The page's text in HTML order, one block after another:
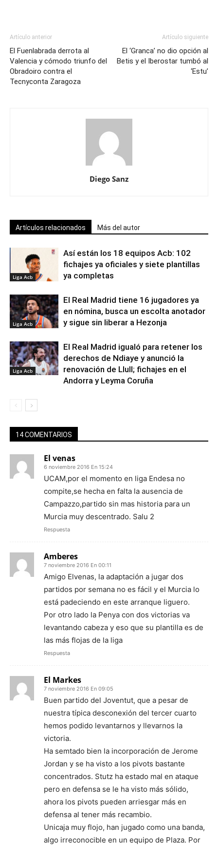
Artículo anterior
El Fuenlabrada derrota al
Valencia y cómodo triunfo del
Obradoiro contra el
Tecnyconta Zaragoza
Artículo siguiente
El ‘Granca’ no dio opción al
Betis y el Iberostar tumbó al
‘Estu’
Diego Sanz
Artículos relacionados Más del autor
Liga Acb
Así están los 18 equipos Acb: 102
fichajes ya oficiales y siete plantillas
ya completas
Liga Acb
El Real Madrid tiene 16 jugadores ya
en nómina, busca un escolta anotador
y sigue sin liberar a Hezonja
Liga Acb
El Real Madrid igualó para retener los
derechos de Ndiaye y anunció la
renovación de Llull; fichajes en el
Andorra y Leyma Coruña
14 COMENTARIOS
El venas
6 noviembre 2016 En 15:24
UCAM,por el momento en liga Endesa no
compite,se hecha en falta la ausencia de
Campazzo,partido sin mas historia para un
Murcia muy descentrado. Salu 2
Respuesta
Amberes
7 noviembre 2016 En 00:11
Amigo Elvenas, la adaptación a jugar dos
partidos por semana no es fácil y el Murcia lo
está padeciendo en este arranque liguero.
Por otro lado la Penya con dos victorias va
levantando cabeza y eso que su plantilla es de
las más flojas de la liga
Respuesta
El Markes
7 noviembre 2016 En 09:05
Buen partido del Joventut, que a pesar de
nuestra típica desconexión del tercer cuarto
hemos podido levantarnos y llevarnos la
victoria.
Ha semtado bien la incorporación de Jerome
Jordan y se ha visto a los pivots bastante
concentrados. Stutz ha estado mal en ataque
pero en defensa se le ha visto más sólido,
ahora los pivots pueden arriesgar más en
defensa al tener más recambio.
Unicaja muy flojo, han jugado como una banda,
algo irreconocible en un equipo de Plaza. Por